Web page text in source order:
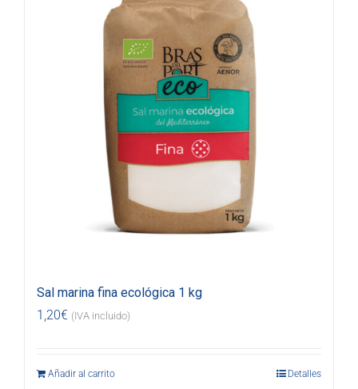
Sal marina fina ecológica 1 kg
1,20€ (IVA incluido)
Añadir al carrito Detalles